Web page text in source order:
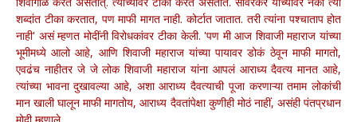
शब्दांत टीका करतात, पण माफी मागत नाही. कोर्टात जातात. तरी त्यांना पश्चाताप होत
नाही' असं म्हणत मोदींनी विरोधकांवर टीका केली. 'पण मी आज शिवाजी महाराज यांच्या
भूमीमध्ये आलो आहे, आणि शिवाजी महाराज यांच्या पायावर डोकं ठेवून माफी मागतो,
एवढंच नाहीतर जे जे लोक शिवाजी महाराज यांना आपलं आराध्य दैवत्य मानत आहे,
त्यांच्या भावना दुखावल्या आहे, अशा आराध्य दैवत्याची पूजा करणाऱ्या तमाम लोकांची
मान खाली घालून माफी मागतोय, आराध्य दैवतांपेक्षा कुणीही मोठं नाहीं, असंही पंतप्रधान